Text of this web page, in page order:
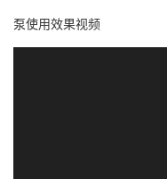
泵使用效果视频